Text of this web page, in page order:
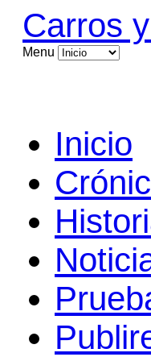
Carros
Menu
Inicio